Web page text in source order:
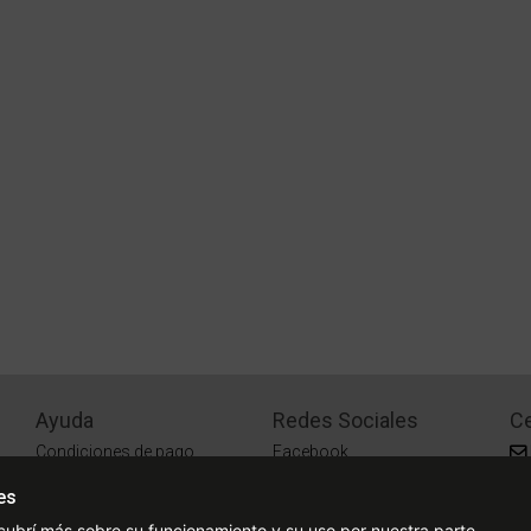
Ayuda
Condiciones de pago
¿Cómo comprar?
Redes Sociales
Facebook